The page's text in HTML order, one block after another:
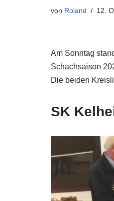
von Roland 12.
Am Sonntag
Schachsaison
Die beiden
SK